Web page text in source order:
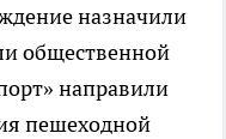
назначили
общественной
направили
пешеходной